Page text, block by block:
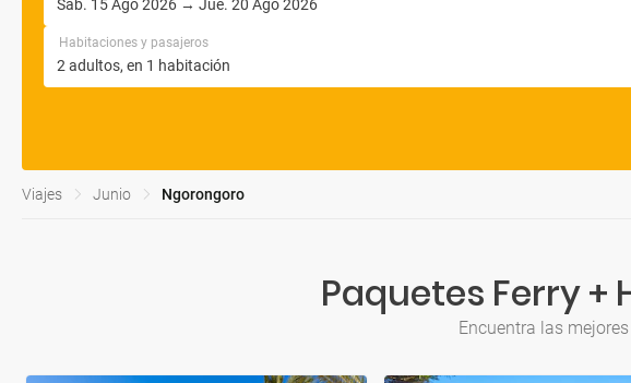
Habitaciones y pasajeros
Viajes Junio Ngorongoro
Paquetes Ferry
Encuentra las